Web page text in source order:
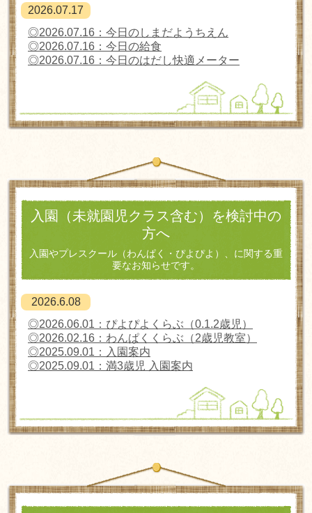
2026.07.17
◎2026.07.16：今日のしまだようちえん
◎2026.07.16：今日の給食
◎2026.07.16：今日のはだし快適メーター
入園（未就園児クラス含む）を検討中の
方へ
入園やプレスクール（わんぱく・ぴよぴよ）、に関する重
要なお知らせです。
2026.6.08
◎2026.06.01：ぴよぴよくらぶ（0.1.2歳児）
◎2026.02.16：わんぱくくらぶ（2歳児教室）
◎2025.09.01 ：入園案内
◎2025.09.01 ：満3歳児 入園案内